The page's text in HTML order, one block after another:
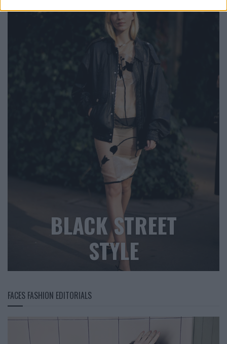
BLACK STREET
STYLE
FACES FASHION EDITORIALS